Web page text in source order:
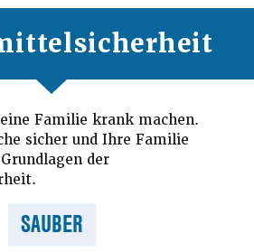
Familie krank machen.
sicher und Ihre Familie
der
SAUBER